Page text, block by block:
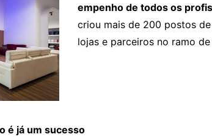
empenho de todos os
criou mais de 200 postos
lojas e parceiros no ramo
é já um sucesso